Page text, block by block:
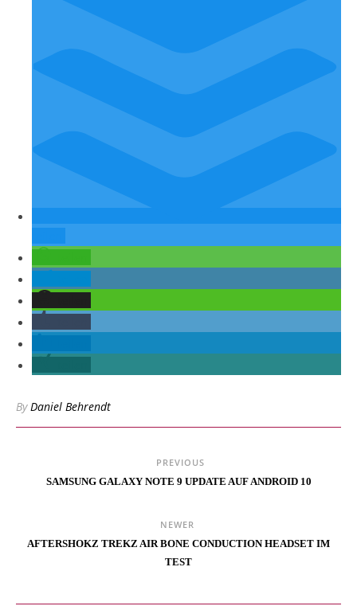
ByDaniel Behrendt
PREVIOUS
SAMSUNG GALAXY NOTE 9 UPDATE AUF ANDROID 10
NEWER
AFTERSHOKZ TREKZ AIR BONE CONDUCTION HEADSET IM
TEST